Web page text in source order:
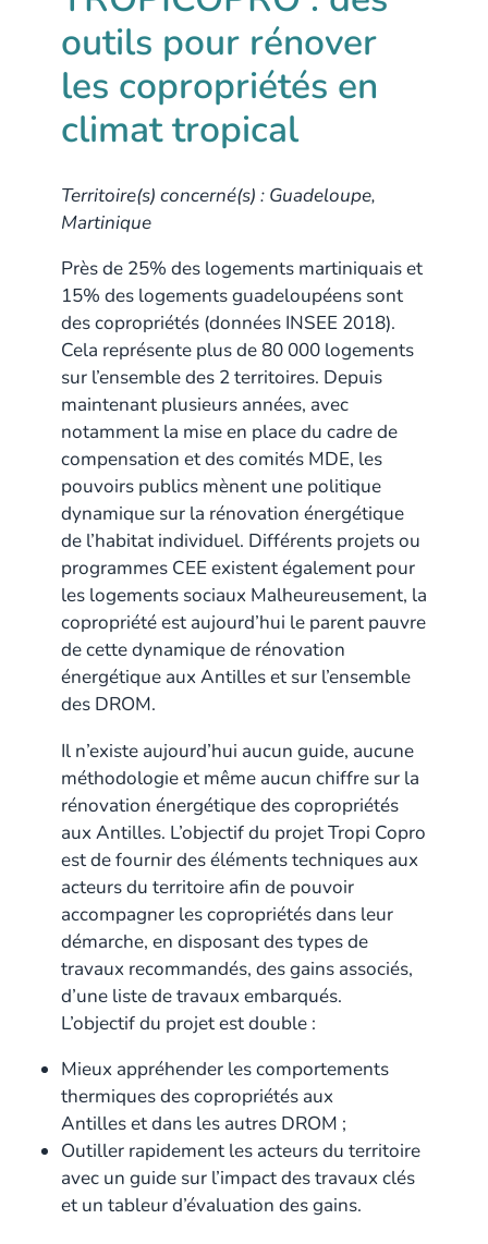
outils pour rénover
les copropriétés en
climat tropical
Territoire(s) concerné(s) : Guadeloupe,
Martinique
Près de 25% des logements martiniquais et
15% des logements guadeloupéens sont
des copropriétés (données INSEE 2018).
Cela représente plus de 80 000 logements
sur l’ensemble des 2 territoires. Depuis
maintenant plusieurs années, avec
notamment la mise en place du cadre de
compensation et des comités MDE, les
pouvoirs publics mènent une politique
dynamique sur la rénovation énergétique
de l’habitat individuel. Différents projets ou
programmes CEE existent également pour
les logements sociaux Malheureusement, la
copropriété est aujourd’hui le parent pauvre
de cette dynamique de rénovation
énergétique aux Antilles et sur l’ensemble
des DROM.
Il n’existe aujourd’hui aucun guide, aucune
méthodologie et même aucun chiffre sur la
rénovation énergétique des copropriétés
aux Antilles. L’objectif du projet Tropi Copro
est de fournir des éléments techniques aux
acteurs du territoire afin de pouvoir
accompagner les copropriétés dans leur
démarche, en disposant des types de
travaux recommandés, des gains associés,
d’une liste de travaux embarqués.
L’objectif du projet est double :
Mieux appréhender les comportements
thermiques des copropriétés aux
Antilles et dans les autres DROM ;
Outiller rapidement les acteurs du territoire
avec un guide sur l’impact des travaux clés
et un tableur d’évaluation des gains.